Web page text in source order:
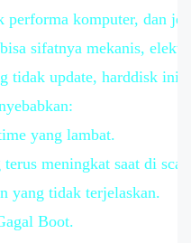
performa komputer, dan
sifatnya mekanis,
tidak update, harddisk ini
yang lambat.
meningkat saat di
yang tidak terjelaskan.
Boot.